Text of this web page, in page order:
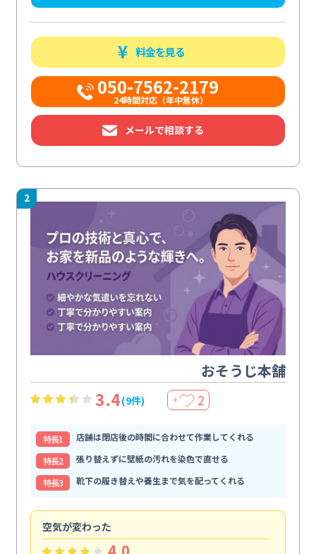
料金を見る
050-7562-2179
24時間対応（年中無休）
メールで相談する
2
おそうじ本舗
3.4(9件) ＋ 2
特⻑1
店舗は閉店後の時間に合わせて作業してくれる
特⻑2
張り替えずに壁紙の汚れを染色で直せる
特⻑3
靴下の履き替えや養生まで気を配ってくれる
空気が変わった